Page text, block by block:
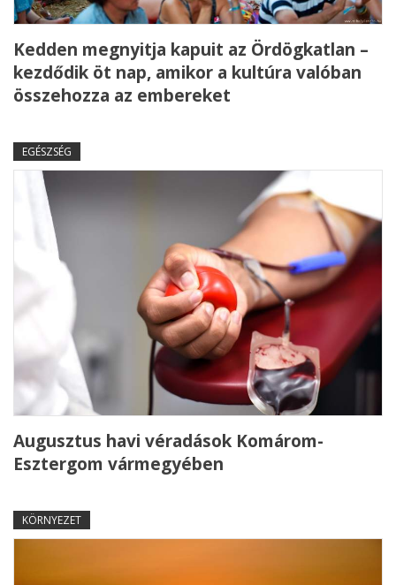
Kedden megnyitja kapuit az Ördögkatlan –
kezdődik öt nap, amikor a kultúra valóban
összehozza az embereket
EGÉSZSÉG
Augusztus havi véradások Komárom-
Esztergom vármegyében
KÖRNYEZET